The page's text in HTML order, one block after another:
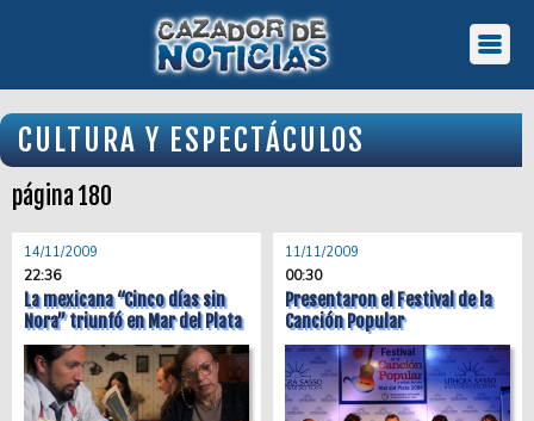
CULTURA Y ESPECTÁCULOS
página 180
14/11/2009
22:36
La mexicana “Cinco días sin
Nora” triunfó en Mar del Plata
11/11/2009
00:30
Presentaron el Festival de la
Canción Popular